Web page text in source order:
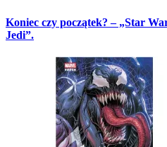
Koniec czy początek? – „Star
Jedi”.